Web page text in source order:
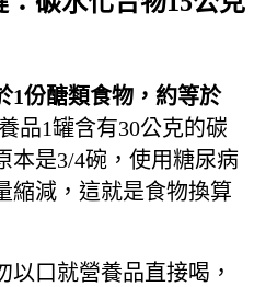
1份醣類食物，約等於
品1罐含有30公克的碳
本是3/4碗，使用糖尿病
縮減，這就是食物換算
口就營養品直接喝，